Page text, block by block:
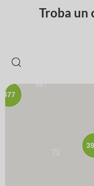
Troba un
381
73
477